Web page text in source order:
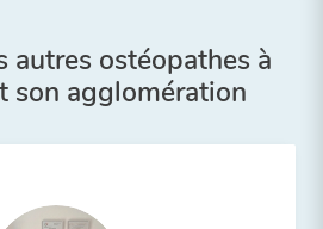
autres ostéopathes à
son agglomération